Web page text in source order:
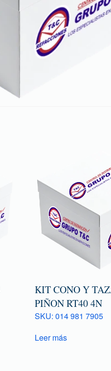
KIT CONO Y
PIÑON RT40 4N
SKU: 014 981 7905
Leer más